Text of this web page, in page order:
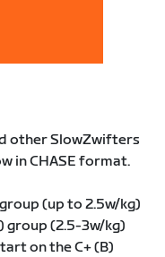
other SlowZwifters
in CHASE format.
(up to 2.5w/kg)
group (2.5-3w/kg)
on the C+ (B)